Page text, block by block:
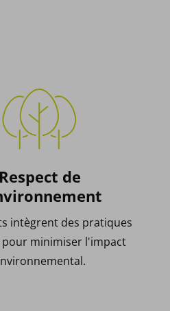
Respect de
intègrent des pratiques
minimiser l'impact